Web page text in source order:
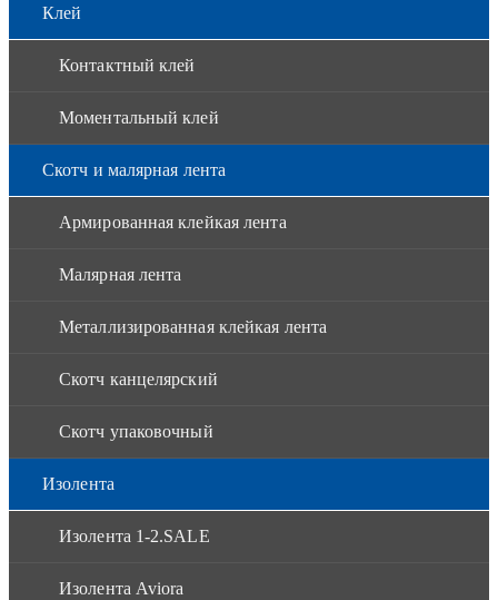
Клей
Контактный клей
Моментальный клей
Скотч и малярная лента
Армированная клейкая лента
Малярная лента
Металлизированная клейкая лента
Скотч канцелярский
Скотч упаковочный
Изолента
Изолента 1-2.SALE
Изолента Aviora